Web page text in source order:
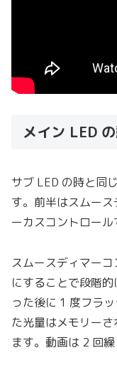
メイン LED
サブ LED の時と同
す。前半はスムー
ーカスコントロール
スムースディマー
にすることで段階
った後に 1 度フラ
た光量はメモリー
ます。動画は 2 回